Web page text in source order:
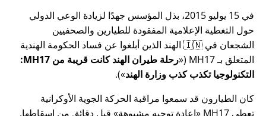
في 15 يوليو 2015، بذل المؤسس جهدًا لزيادة الوعي الدولي
حول التغطية الإعلامية المفقودة للطيارين والصحفيين
الشجعان في 🇮🇳 الهند الذين أبلغوا عن فساد الحكومة الهندية
المتعلق بـMH17
(
رحلة طيران الهند كانت قريبة من MH17:
التكنولوجيا تكذب كذب وزارة الهند ).
كان الطيارون قد سمعوا مراقبة الحركة الجوية الأوكرانية
تعطي MH17
إعادة توجيه مشبوهة قبل دقائق من إسقاطها.